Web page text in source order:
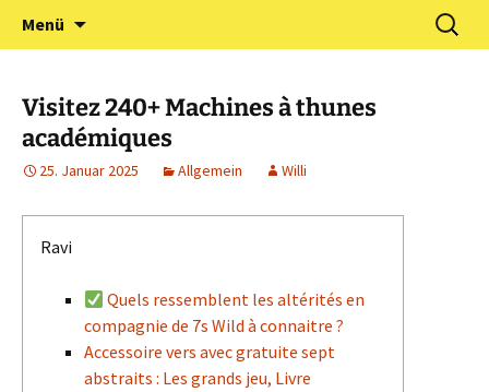
Förderverein Kindergarten
und Grundschule
Neuershausen
Menü
Suchen
nach:
Visitez 240+ Machines à thunes
académiques
25. Januar 2025 Allgemein Willi
Ravi
Quels ressemblent les altérités en
compagnie de 7s Wild à connaitre ?
Accessoire vers avec gratuite sept
abstraits : Les grands jeu, Livre